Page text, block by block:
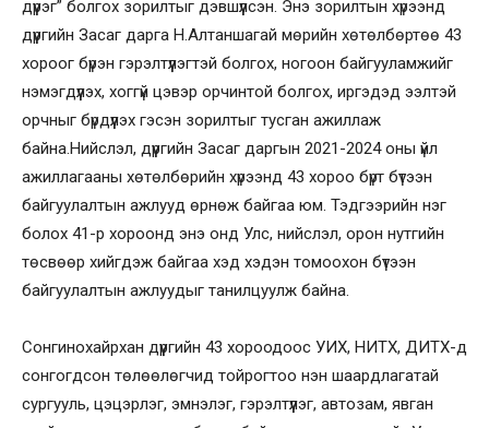
дүүрэг” болгох зорилтыг дэвшүүлсэн. Энэ зорилтын хүрээнд
дүүргийн Засаг дарга Н.Алтаншагай мөрийн хөтөлбөртөө 43
хороог бүрэн гэрэлтүүлэгтэй болгох, ногоон байгууламжийг
нэмэгдүүлэх, хоггүй цэвэр орчинтой болгох, иргэдэд ээлтэй
орчныг бүрдүүлэх гэсэн зорилтыг тусган ажиллаж
байна.Нийслэл, дүүргийн Засаг даргын 2021-2024 оны үйл
ажиллагааны хөтөлбөрийн хүрээнд 43 хороо бүрт бүтээн
байгуулалтын ажлууд өрнөж байгаа юм. Тэдгээрийн нэг
болох 41-р хороонд энэ онд Улс, нийслэл, орон нутгийн
төсвөөр хийгдэж байгаа хэд хэдэн томоохон бүтээн
байгуулалтын ажлуудыг танилцуулж байна.
Сонгинохайрхан дүүргийн 43 хороодоос УИХ, НИТХ, ДИТХ-д
сонгогдсон төлөөлөгчид тойрогтоо нэн шаардлагатай
сургууль, цэцэрлэг, эмнэлэг, гэрэлтүүлэг, автозам, явган